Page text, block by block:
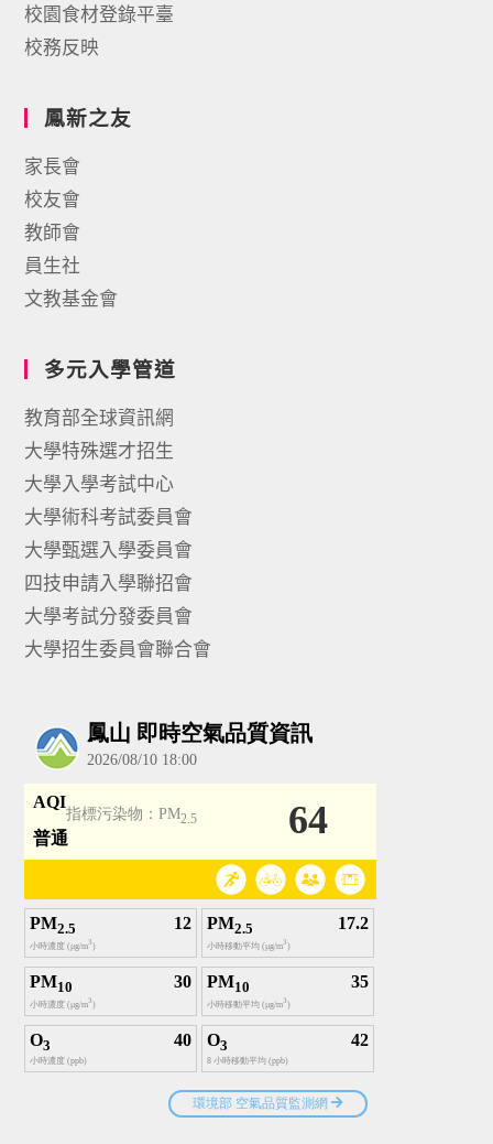
校園食材登錄平臺
校務反映
鳳新之友
家長會
校友會
教師會
員生社
文教基金會
多元入學管道
教育部全球資訊網
大學特殊選才招生
大學入學考試中心
大學術科考試委員會
大學甄選入學委員會
四技申請入學聯招會
大學考試分發委員會
大學招生委員會聯合會